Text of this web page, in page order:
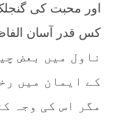
اور محبت کی
کس قدر آسان
ناول میں بعض
کے ایمان میں
مگر اس کی وجہ